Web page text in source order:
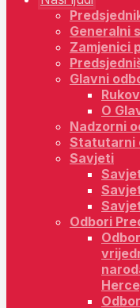
Generalni
Zamjenici
Glavni
O
Nadzorni
Statutarni
Savjeti
Odbori